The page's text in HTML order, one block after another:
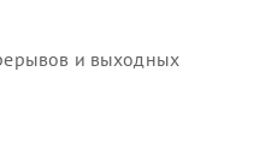
и выходных